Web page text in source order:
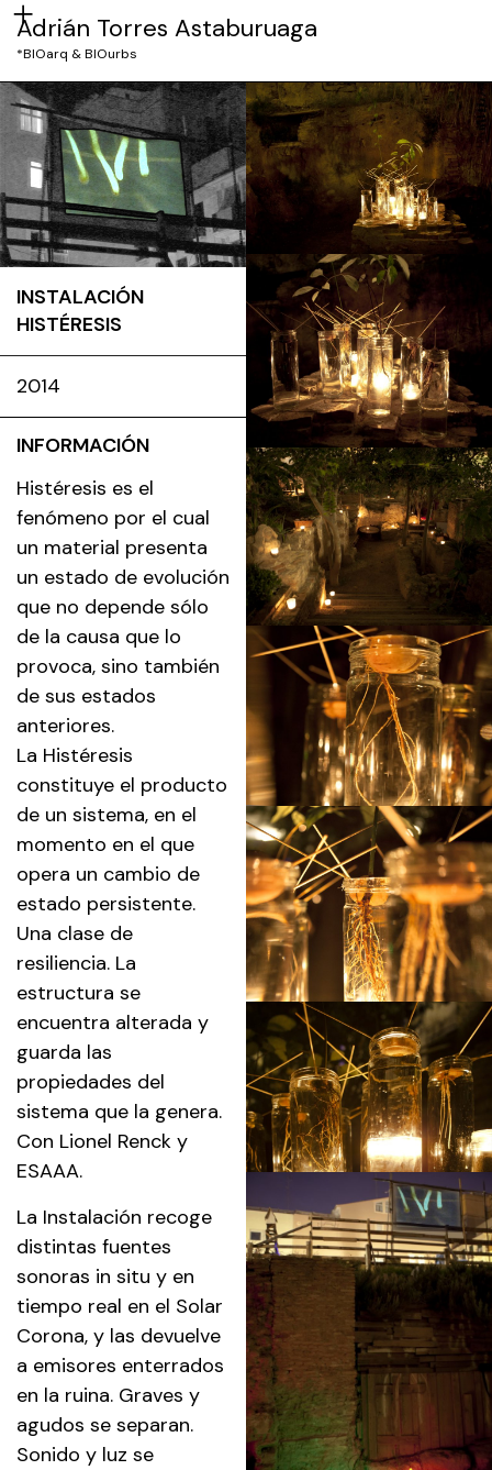
Adrián Torres Astaburuaga
*BIOarq & BIOurbs
INSTALACIÓN
HISTÉRESIS
2014
INFORMACIÓN
Histéresis es el
fenómeno por el cual
un material presenta
un estado de evolución
que no depende sólo
de la causa que lo
provoca, sino también
de sus estados
anteriores.
La Histéresis
constituye el producto
de un sistema, en el
momento en el que
opera un cambio de
estado persistente.
Una clase de
resiliencia. La
estructura se
encuentra alterada y
guarda las
propiedades del
sistema que la genera.
Con Lionel Renck y
ESAAA.
La Instalación recoge
distintas fuentes
sonoras in situ y en
tiempo real en el Solar
Corona, y las devuelve
a emisores enterrados
en la ruina. Graves y
agudos se separan.
Sonido y luz se